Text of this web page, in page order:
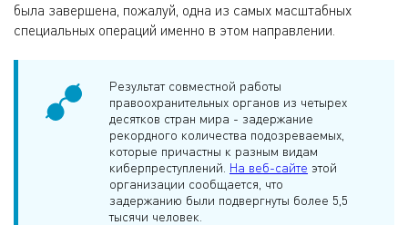
была завершена, пожалуй, одна из самых масштабных
специальных операций именно в этом направлении.
Результат совместной работы
правоохранительных органов из четырех
десятков стран мира - задержание
рекордного количества подозреваемых,
которые причастны к разным видам
киберпреступлений. На веб-сайте этой
организации сообщается, что
задержанию были подвергнуты более 5,5
тысячи человек.